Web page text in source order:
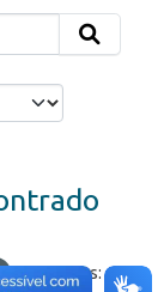
Etiquetas: